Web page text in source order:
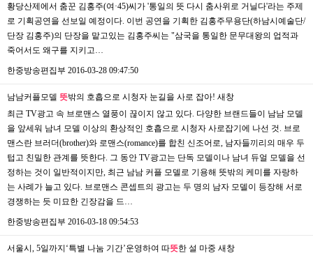
황당산제에서 춤꾼 김홍주(여·45)씨가 '통일의 뜻 다시 춤사위로 거닐다'라는 주제
로 기획공연을 선보일 예정이다. 이번 공연을 기획한 김홍주무용단(하남시예술단/
단장 김홍주)의 단장을 맡고있는 김홍주씨는 "삼국을 통일한 문무대왕의 업적과
죽어서도 왜구를 지키고…
한중방송편집부 2016-03-28 09:47:50
남남커플모델 뜻밖의 호흡으로 시청자 눈길을 사로 잡아! 새창
최근 TV광고 속 브로맨스 열풍이 끊이지 않고 있다. 다양한 브랜드들이 남남 모델
을 앞세워 남녀 모델 이상의 환상적인 호흡으로 시청자 사로잡기에 나선 것. 브로
맨스란 브러더(brother)와 로맨스(romance)를 합친 신조어로, 남자들끼리의 매우 두
텁고 친밀한 관계를 뜻한다. 그 동안 TV광고는 단독 모델이나 남녀 듀얼 모델을 선
정하는 것이 일반적이지만, 최근 남남 커플 모델로 기용해 뜻밖의 케미를 자랑하
는 사례가 늘고 있다. 브로맨스 콘셉트의 광고는 두 명의 남자 모델이 등장해 서로
경쟁하는 듯 미묘한 긴장감을 드…
한중방송편집부 2016-03-18 09:54:53
서울시, 5일까지‘특별 나눔 기간’운영하여 따뜻한 설 마중 새창